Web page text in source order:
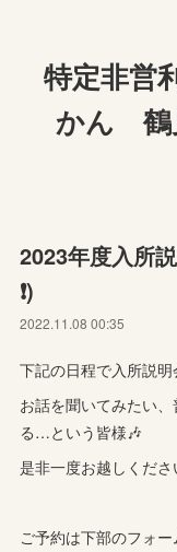
特定非営
かん 鶴
2023年度入所
❗️)
2022.11.08 00:35
下記の日程で入所説明
お話を聞いてみたい
る…という皆様🎶
是非一度お越しくださ
ご予約は下部のフォ